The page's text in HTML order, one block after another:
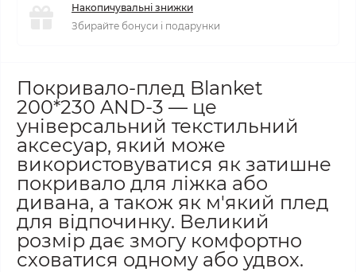
Накопичувальні знижки
Збирайте бонуси і подарунки
Покривало-плед Blanket
200*230 AND-3 — це
універсальний текстильний
аксесуар, який може
використовуватися як затишне
покривало для ліжка або
дивана, а також як м'який плед
для відпочинку. Великий
розмір дає змогу комфортно
сховатися одному або удвох.